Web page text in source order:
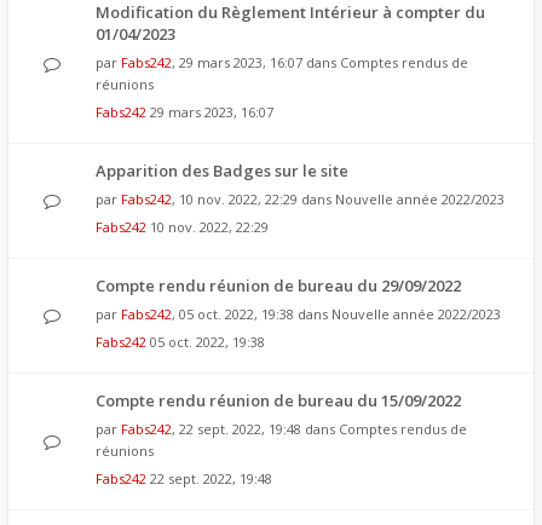
Modification du Règlement Intérieur à compter du
01/04/2023
par Fabs242, 29 mars 2023, 16:07 dans Comptes rendus de
réunions
Fabs242 29 mars 2023, 16:07
Apparition des Badges sur le site
par Fabs242, 10 nov. 2022, 22:29 dans Nouvelle année 2022/2023
Fabs242 10 nov. 2022, 22:29
Compte rendu réunion de bureau du 29/09/2022
par Fabs242, 05 oct. 2022, 19:38 dans Nouvelle année 2022/2023
Fabs242 05 oct. 2022, 19:38
Compte rendu réunion de bureau du 15/09/2022
par Fabs242, 22 sept. 2022, 19:48 dans Comptes rendus de
réunions
Fabs242 22 sept. 2022, 19:48